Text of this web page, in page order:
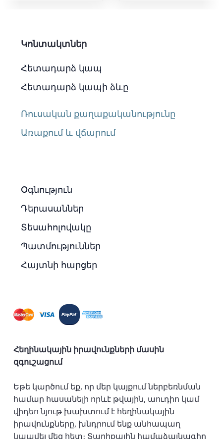
Կոնտակտներ
Հետադարձ կապ
Հետադարձ կապի ձևը
Ռուսական քաղաքականությունը
Առաքում և վճարում
Օգնություն
Դերասաններ
Տեսահոլովակը
Պատմություններ
Հայտնի հարցեր
Հեղինակային իրավունքների մասին
զգուշացում
Եթե կարծում եք, որ մեր կայքում ներբեռնման
համար հասանելի որևէ թվային, աուդիո կամ
վիդեո նյութ խախտում է հեղինակային
իրավունքները, խնդրում ենք անհապաղ
կապվել մեզ հետ։ Տարիքային համաձայնագիր